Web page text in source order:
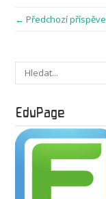
← Předchozí
EduPage